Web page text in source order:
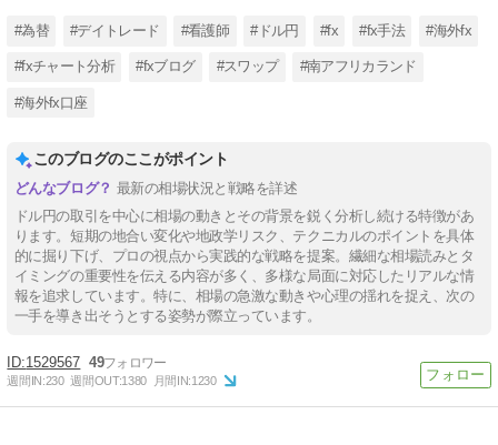
#為替 #デイトレード #看護師 #ドル円 #fx #fx手法 #海外fx
#fxチャート分析 #fxブログ #スワップ #南アフリカランド
#海外fx口座
このブログのここがポイント
最新の相場状況と戦略を詳述
ドル円の取引を中心に相場の動きとその背景を鋭く分析し続ける特徴があ
ります。短期の地合い変化や地政学リスク、テクニカルのポイントを具体
的に掘り下げ、プロの視点から実践的な戦略を提案。繊細な相場読みとタ
イミングの重要性を伝える内容が多く、多様な局面に対応したリアルな情
報を追求しています。特に、相場の急激な動きや心理の揺れを捉え、次の
一手を導き出そうとする姿勢が際立っています。
1529567 49
週間IN:230 週間OUT:1380 月間IN:1230